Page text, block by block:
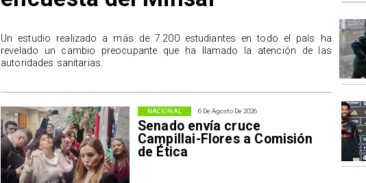
6 De Agosto De 2026
Senado envía cruce
Campillai-Flores a Comisión
de Ética
NACIONAL
Un estudio realizado a más de 7.200 estudiantes en todo el país ha
revelado un cambio preocupante que ha llamado la atención de las
autoridades sanitarias.